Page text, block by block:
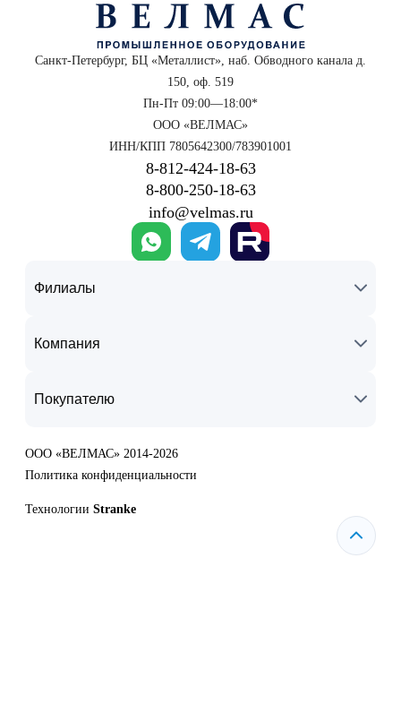
Санкт-Петербург, БЦ «Металлист», наб. Обводного канала д.
150, оф. 519
Пн-Пт 09:00—18:00*
ООО «ВЕЛМАС»
ИНН/КПП 7805642300/783901001
8‑812‑424‑18‑63
8‑800‑250‑18‑63
info@velmas.ru
Филиалы
Компания
Покупателю
ООО «ВЕЛМАС» 2014-2026
Политика конфиденциальности
Технологии Stranke